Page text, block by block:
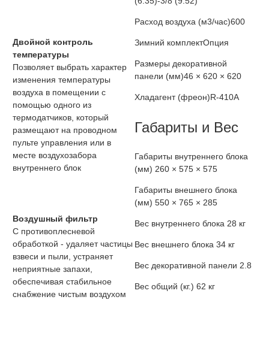
Двойной контроль
температуры
Позволяет выбрать характер
изменения температуры
воздуха в помещении с
помощью одного из
термодатчиков, который
размещают на проводном
пульте управления или в
месте воздухозабора
внутреннего блок
Воздушный фильтр
С противоплесневой
обработкой - удаляет частицы
взвеси и пыли, устраняет
неприятные запахи,
обеспечивая стабильное
снабжение чистым воздухом
Расход воздуха (м3/час)600
Зимний комплектОпция
Размеры декоративной
панели (мм)46 × 620 × 620
Хладагент (фреон)R-410A
Габариты и Вес
Габариты внутреннего блока
(мм) 260 × 575 × 575
Габариты внешнего блока
(мм) 550 × 765 × 285
Вес внутреннего блока 28 кг
Вес внешнего блока 34 кг
Вес декоративной панели 2.8
Вес общий (кг.) 62 кг